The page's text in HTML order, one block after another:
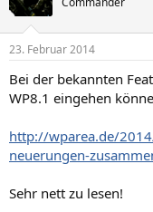
23. Februar 2014
Bei der bekannten
WP8.1 eingehen
http://wparea.de/
neuerungen-
Sehr nett zu lesen!